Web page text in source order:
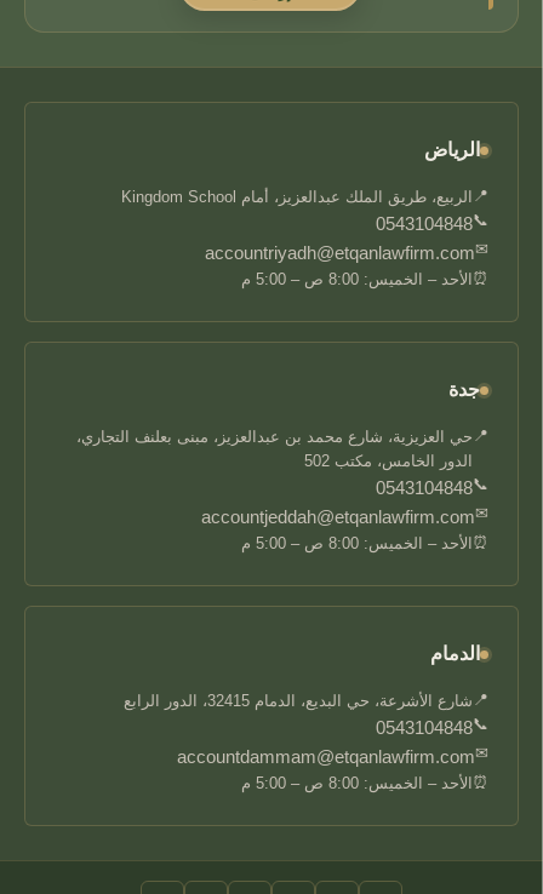
الرياض
📍 الربيع، طريق الملك عبدالعزيز، أمام Kingdom School
📞
0543104848
✉
accountriyadh@etqanlawfirm.com
⏰ الأحد – الخميس: 8:00 ص – 5:00 م
جدة
📍 حي العزيزية، شارع محمد بن عبدالعزيز، مبنى بعلنف التجاري،
الدور الخامس، مكتب 502
📞
0543104848
✉
accountjeddah@etqanlawfirm.com
⏰ الأحد – الخميس: 8:00 ص – 5:00 م
الدمام
📍 شارع الأشرعة، حي البديع، الدمام 32415، الدور الرابع
📞
0543104848
✉
accountdammam@etqanlawfirm.com
⏰ الأحد – الخميس: 8:00 ص – 5:00 م